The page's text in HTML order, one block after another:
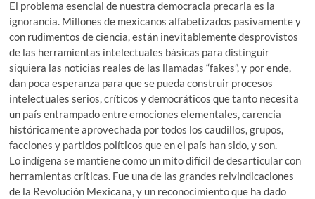
El problema esencial de nuestra democracia precaria es la
ignorancia. Millones de mexicanos alfabetizados pasivamente y
con rudimentos de ciencia, están inevitablemente desprovistos
de las herramientas intelectuales básicas para distinguir
siquiera las noticias reales de las llamadas “fakes”, y por ende,
dan poca esperanza para que se pueda construir procesos
intelectuales serios, críticos y democráticos que tanto necesita
un país entrampado entre emociones elementales, carencia
históricamente aprovechada por todos los caudillos, grupos,
facciones y partidos políticos que en el país han sido, y son.
Lo indígena se mantiene como un mito difícil de desarticular con
herramientas críticas. Fue una de las grandes reivindicaciones
de la Revolución Mexicana, y un reconocimiento que ha dado